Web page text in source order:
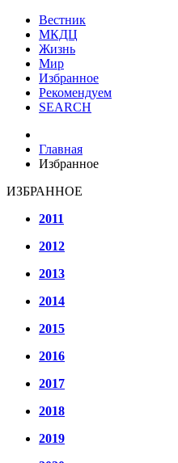
Вестник
МКДЦ
Жизнь
Мир
Избранное
Рекомендуем
SEARCH
Главная
Избранное
ИЗБРАННОЕ
2011
2012
2013
2014
2015
2016
2017
2018
2019